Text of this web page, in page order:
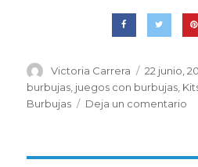
Autor
Victoria Carrera
Publicado
el
22 junio,
burbujas juegos con burbujas
Burbujas
Deja un comentario